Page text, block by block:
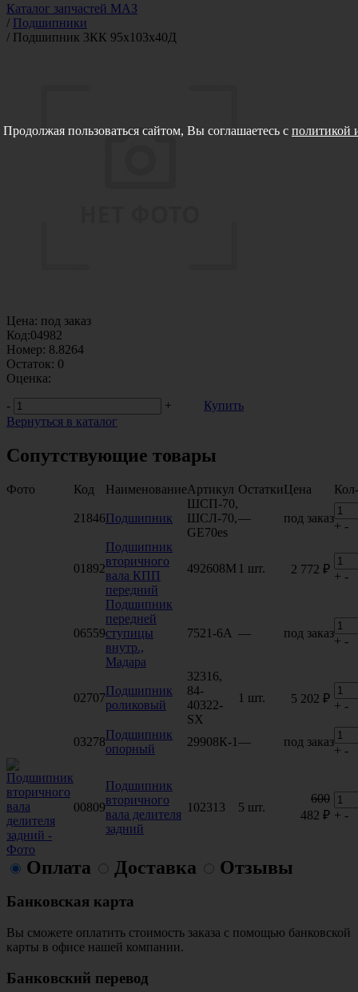
Каталог запчастей МАЗ
/ Подшипники
/ Подшипник 3КК 95х103х40Д
Цена: под заказ
Код:04982
Номер: 8.8264
Остаток: 0
Оценка:
-
+
Купить
Вернуться в каталог
Сопутствующие товары
Фото Код НаименованиеАртикул ОстаткиЦена
21846Подшипник
ШСП-70,
ШСЛ-70,
GE70es
— под заказ
+ -
01892
Подшипник
вторичного
вала КПП
передний
492608М 1 шт. 2 772 ₽
+ -
06559
Подшипник
передней
ступицы
внутр.,
Мадара
7521-6А — под заказ
+ -
02707
Подшипник
роликовый
32316,
84-
40322-
SX
1 шт. 5 202 ₽
+ -
03278
Подшипник
опорный
29908К-1— под заказ
+ -
00809
Подшипник
вторичного
вала делителя
задний
102313 5 шт.
600
482 ₽ + -
Оплата Доставка Отзывы
Банковская карта
Вы сможете оплатить стоимость заказа с помощью банковской
карты в офисе нашей компании.
Банковский перевод
Продолжая пользоваться сайтом, Вы соглашаетесь с политикой